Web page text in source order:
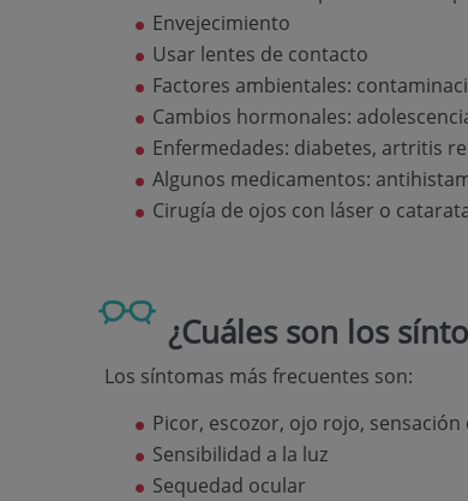
Envejecimiento
Usar lentes de contacto
Factores ambientales:
Cambios hormonales:
Enfermedades: diabetes, artritis
Algunos medicamentos:
Cirugía de ojos con láser o
¿Cuáles son los
Los síntomas más frecuentes son:
Picor, escozor, ojo rojo,
Sensibilidad a la luz
Sequedad ocular